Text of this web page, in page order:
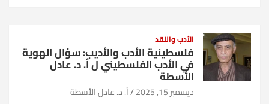
الأدب والنقد
فلسطينية الأدب والأديب: سؤال الهوية
في الأدب الفلسطيني ل أ. د. عادل
الأسطة
ديسمبر 15, 2025 أ. د. عادل الأسطة